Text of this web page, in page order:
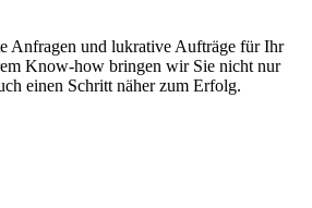
Anfragen und lukrative Aufträge für Ihr
Know-how bringen wir Sie nicht nur
einen Schritt näher zum Erfolg.